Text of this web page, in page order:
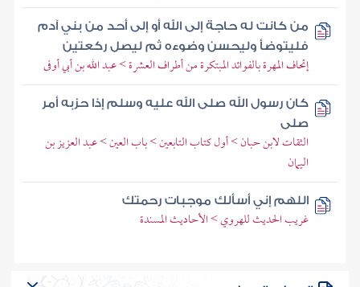
من كانت له حاجة إلى الله أو إلى أحد من بني آدم
فليتوضأ وليحسن وضوءه ثم ليصل ركعتين
إتحاف المهرة بالفوائد المبتكرة من أطراف العشرة > عبد الله بن أبي أوفى
كان رسول الله صلى الله عليه وسلم إذا حزبه أمر
صلى
الثقات لابن حبان > أول كتاب التابعين > باب العين > عبد العزيز بن
اليمان
اللهم إني أسألك موجبات رحمتك
غريب الحديث للهروي > الأحاديث المسندة